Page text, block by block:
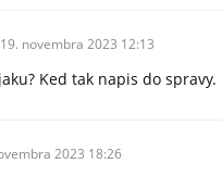
19. novembra 2023 12:13
Ked tak napis do spravy.
2023 18:26